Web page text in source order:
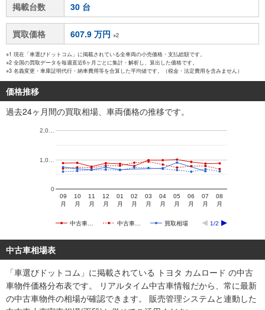
掲載台数 30 台
買取価格 607.9 万円 ※2
※1 現在「車選びドットコム」に掲載されている全車両の小売価格・支払総額です。
※2 全国の買取データを毎週直近6ヶ月ごとに集計・解析し、算出した価格です。
※3 名義変更・車庫証明代行・納車費用等を合算した平均値です。（税金・法定費用を含みません）
価格推移
過去24ヶ月間の買取相場、車両価格の推移です。
中古車… 中古車… 買取相場 1/2
09
月
10
月
11
月
12
月
01
月
02
月
03
月
04
月
05
月
06
月
07
月
08
月
0
1,0…
2,0…
中古車相場表
「車選びドットコム」に掲載されている トヨタ カムロード の中古
車物件価格分布表です。 リアルタイム中古車情報だから、常に最新
の中古車物件の相場が確認できます。 販売管理システムと連動した